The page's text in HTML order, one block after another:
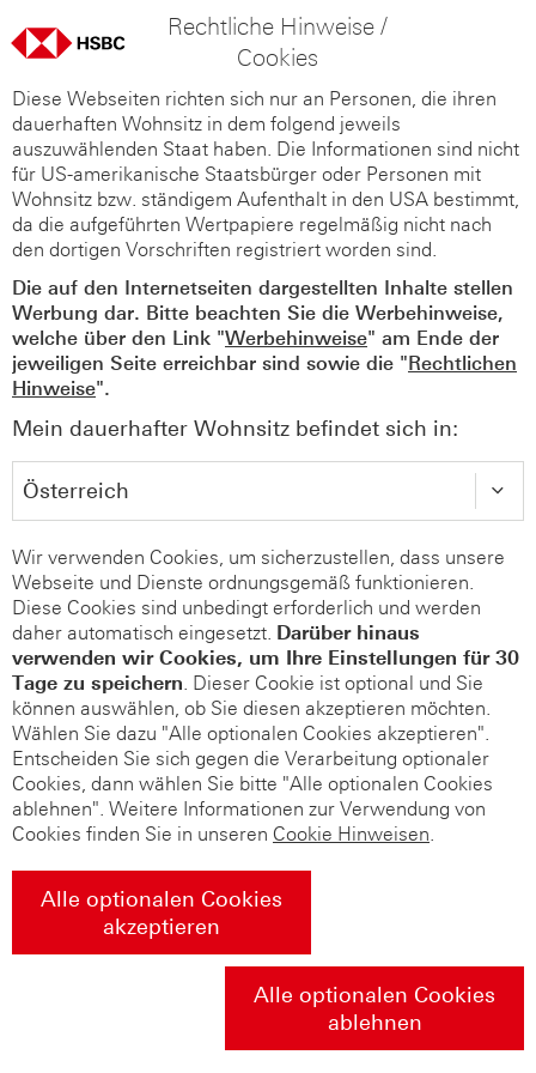
Rechtliche Hinweise /
Cookies
Diese Webseiten richten sich nur an Personen, die ihren
dauerhaften Wohnsitz in dem folgend jeweils
auszuwählenden Staat haben. Die Informationen sind nicht
für US-amerikanische Staatsbürger oder Personen mit
Wohnsitz bzw. ständigem Aufenthalt in den USA bestimmt,
da die aufgeführten Wertpapiere regelmäßig nicht nach
den dortigen Vorschriften registriert worden sind.
Die auf den Internetseiten dargestellten Inhalte stellen
Werbung dar. Bitte beachten Sie die Werbehinweise,
welche über den Link "Werbehinweise" am Ende der
jeweiligen Seite erreichbar sind sowie die "Rechtlichen
Hinweise".
Mein dauerhafter Wohnsitz befindet sich in:
Wir verwenden Cookies, um sicherzustellen, dass unsere
Webseite und Dienste ordnungsgemäß funktionieren.
Diese Cookies sind unbedingt erforderlich und werden
daher automatisch eingesetzt. Darüber hinaus
verwenden wir Cookies, um Ihre Einstellungen für 30
Tage zu speichern. Dieser Cookie ist optional und Sie
können auswählen, ob Sie diesen akzeptieren möchten.
Wählen Sie dazu "Alle optionalen Cookies akzeptieren".
Entscheiden Sie sich gegen die Verarbeitung optionaler
Cookies, dann wählen Sie bitte "Alle optionalen Cookies
ablehnen". Weitere Informationen zur Verwendung von
Cookies finden Sie in unseren Cookie Hinweisen.
Alle optionalen Cookies
akzeptieren
Alle optionalen Cookies
ablehnen